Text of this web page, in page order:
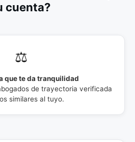
cuenta?
⚖️
que te da tranquilidad
de trayectoria verificada
similares al tuyo.